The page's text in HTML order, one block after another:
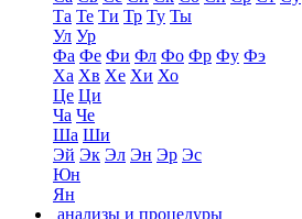
Та Те Ти Тр Ту Ты
Ул Ур
Фа Фе Фи Фл Фо Фр Фу Фэ
Ха Хв Хе Хи Хо
Це Ци
Ча Че
Ша Ши
Эй Эк Эл Эн Эр Эс
Юн
Ян
анализы и процедуры